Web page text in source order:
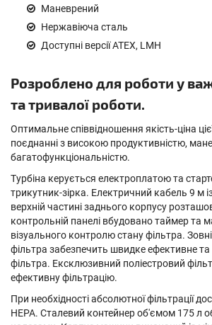
Маневрений
Нержавіюча сталь
Доступні версії АТЕХ, LMH
Розроблено для роботи у
та тривалої роботи.
Оптимальне співвідношення якість-ціна
поєднанні з високою продуктивністю,
багатофункціональністю.
Турбіна керується електроплатою та
трикутник-зірка. Електричний кабель 9 м
верхній частині заднього корпусу
контрольній панелі вбудовано таймер та
візуального контролю стану фільтра.
фільтра забезпечить швидке ефективне та
фільтра. Ексклюзивний поліестровий
ефективну фільтрацію.
При необхідності абсолютної фільтрації
НЕРА. Сталевий контейнер об'ємом 175 л